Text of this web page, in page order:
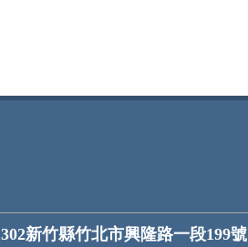
302新竹縣竹北市興隆路一段199號